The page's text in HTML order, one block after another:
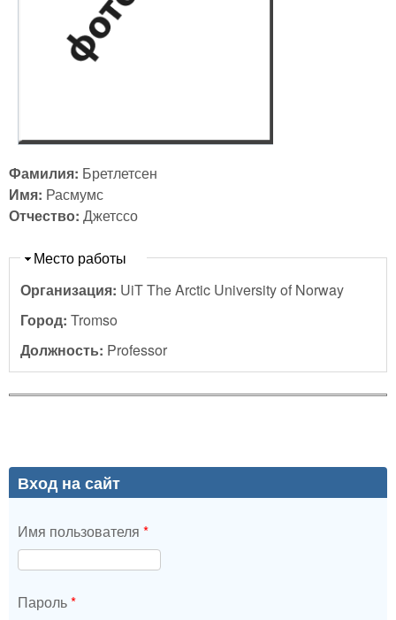
Фамилия: Бретлетсен
Имя: Расмумс
Отчество: Джетссо
Скрыть
Место работы
Организация: UiT The Arctic University of Norway
Город: Tromso
Должность: Professor
Вход на сайт
Имя пользователя *
Пароль*